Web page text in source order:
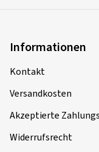
Informationen
Kontakt
Versandkosten
Akzeptierte
Widerrufsrecht